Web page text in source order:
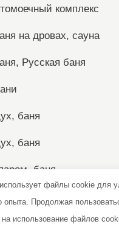
комплекс
на дровах, сауна
Русская баня
баня
баня
баня
бани
файлы cookie для
опыта. Продолжая
на использование файлов